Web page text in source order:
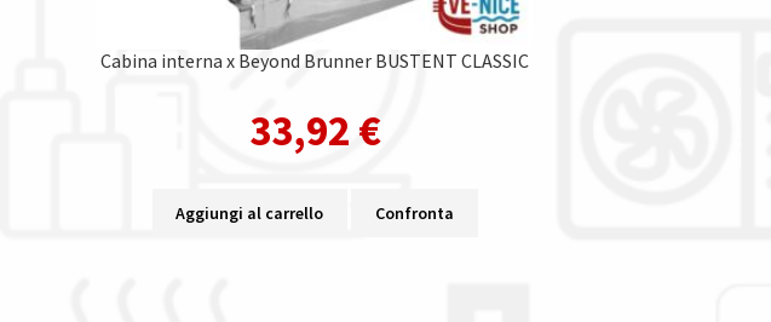
Cabina interna x Beyond Brunner BUSTENT CLASSIC
33,92 €
Aggiungi al carrello Confronta